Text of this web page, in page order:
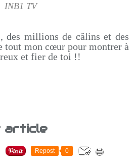
INB1 TV
millions de câlins et des
tout mon cœur pour montrer à
et fier de toi !!
article
Repost 0